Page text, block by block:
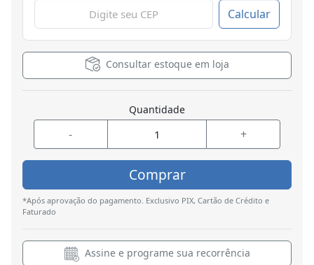
Calcular
Consultar estoque em loja
Quantidade
- +
Comprar
*Após aprovação do pagamento. Exclusivo PIX, Cartão de Crédito e
Faturado
Assine e programe sua recorrência